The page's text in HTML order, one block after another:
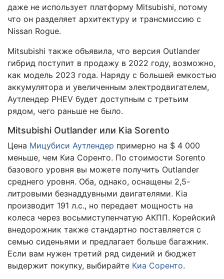
даже не использует платформу Mitsubishi, потому
что он разделяет архитектуру и трансмиссию с
Nissan Rogue.
Mitsubishi также объявила, что версия Outlander
гибрид поступит в продажу в 2022 году, возможно,
как модель 2023 года. Наряду с большей емкостью
аккумулятора и увеличенным электродвигателем,
Аутлендер PHEV будет доступным с третьим
рядом, чего раньше не было.
Mitsubishi Outlander или Kia Sorento
Цена Мицубиси Аутлендер примерно на $ 4 000
меньше, чем Киа Соренто. По стоимости Sorento
базового уровня вы можете получить Outlander
среднего уровня. Оба, однако, оснащены 2,5-
литровыми безнаддувными двигателями. Kia
производит 191 л.с., но передает мощность на
колеса через восьмиступенчатую АКПП. Корейский
внедорожник также стандартно поставляется с
семью сиденьями и предлагает больше багажник.
Если вам нужен третий ряд сидений и бюджет
выдержит покупку, выбирайте Киа Соренто.